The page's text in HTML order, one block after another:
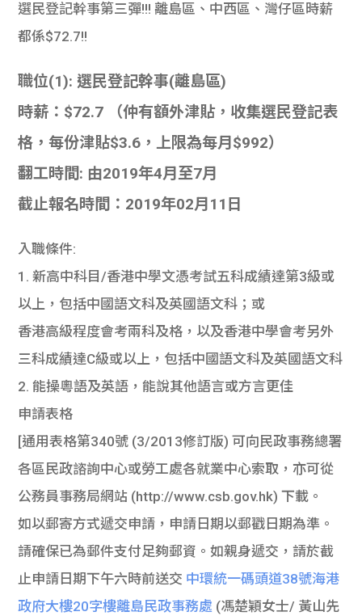
選民登記幹事第三彈!!! 離島區、中西區、灣仔區時薪
都係$72.7!!
職位(1): 選民登記幹事(離島區)
時薪：$72.7 （仲有額外津貼，收集選民登記表
格，每份津貼$3.6，上限為每月$992）
翻工時間: 由2019年4月至7月
截止報名時間：2019年02月11日
入職條件:
1. 新高中科目/香港中學文憑考試五科成績達第3級或
以上，包括中國語文科及英國語文科；或
香港高級程度會考兩科及格，以及香港中學會考另外
三科成績達C級或以上，包括中國語文科及英國語文科
2. 能操粵語及英語，能說其他語言或方言更佳
申請表格
[通用表格第340號 (3/2013修訂版) 可向民政事務總署
各區民政諮詢中心或勞工處各就業中心索取，亦可從
公務員事務局網站 (http://www.csb.gov.hk) 下載。
如以郵寄方式遞交申請，申請日期以郵戳日期為準。
請確保已為郵件支付足夠郵資。如親身遞交，請於截
止申請日期下午六時前送交 中環統一碼頭道38號海港
政府大樓20字樓離島民政事務處 (馮楚穎女士/ 黃山先